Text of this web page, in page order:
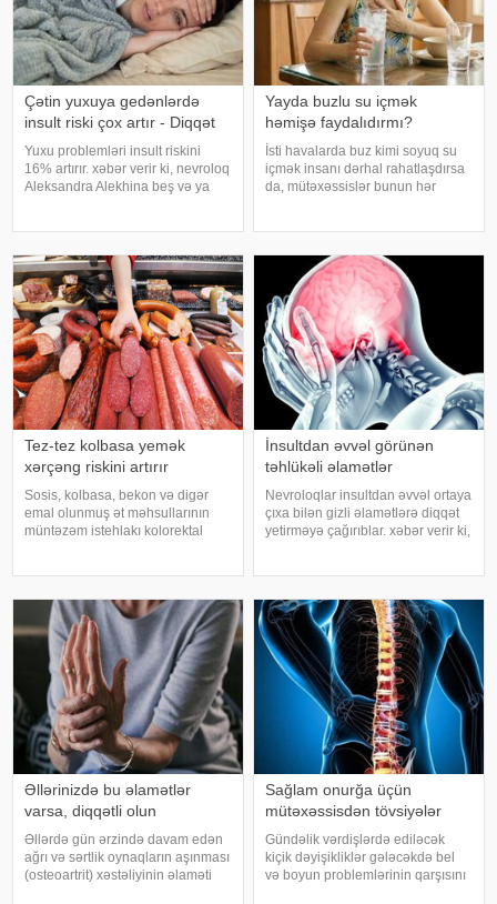
Çətin yuxuya gedənlərdə
insult riski çox artır - Diqqət
Yuxu problemləri insult riskini
16% artırır. xəbər verir ki, nevroloq
Aleksandra Alekhina beş və ya
artdığını deyib. İnsult ciddi və
həyat
Yayda buzlu su içmək
həmişə faydalıdırmı?
İsti havalarda buz kimi soyuq su
içmək insanı dərhal rahatlaşdırsa
da, mütəxəssislər bunun hər
insanın kifayət qədə
Tez-tez kolbasa yemək
xərçəng riskini artırır
Sosis, kolbasa, bekon və digər
emal olunmuş ət məhsullarının
müntəzəm istehlakı kolorektal
Nazirliyinin Milli Kliniki
Endokrinologiy
İnsultdan əvvəl görünən
təhlükəli əlamətlər
Nevroloqlar insultdan əvvəl ortaya
çıxa bilən gizli əlamətlərə diqqət
yetirməyə çağırıblar. xəbər verir ki,
verə bilər. Lakin b
Əllərinizdə bu əlamətlər
varsa, diqqətli olun
Əllərdə gün ərzində davam edən
ağrı və sərtlik oynaqların aşınması
(osteoartrit) xəstəliyinin əlaməti
Sağlam onurğa üçün
mütəxəssisdən tövsiyələr
Gündəlik vərdişlərdə ediləcək
kiçik dəyişikliklər gələcəkdə bel
və boyun problemlərinin qarşısını